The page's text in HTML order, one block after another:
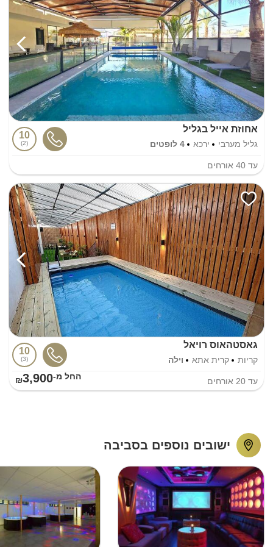
אחוזת אייל בגליל
גליל מערבי ירכא 4 לופטים
10
2
עד 40 אורחים
גאסטהאוס רויאל
קריות קרית אתא וילה
10
3
עד 20 אורחים החל מ-₪3,900
ישובים נוספים בסביבה